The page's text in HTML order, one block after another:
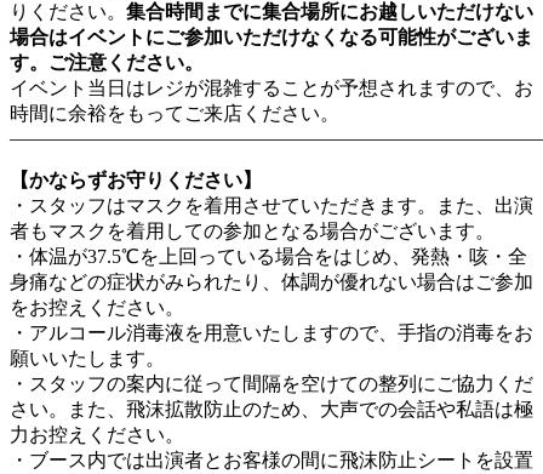
りください。 集合時間までに集合場所にお越しいただけない
場合はイベントにご参加いただけなくなる可能性がございま
す。ご注意ください。
イベント当日はレジが混雑することが予想されますので、お
時間に余裕をもってご来店ください。
【かならずお守りください】
・スタッフはマスクを着用させていただきます。また、出演
者もマスクを着用しての参加となる場合がございます。
・体温が37.5℃を上回っている場合をはじめ、発熱・咳・全
身痛などの症状がみられたり、体調が優れない場合はご参加
をお控えください。
・アルコール消毒液を用意いたしますので、手指の消毒をお
願いいたします。
・スタッフの案内に従って間隔を空けての整列にご協力くだ
さい。また、飛沫拡散防止のため、大声での会話や私語は極
力お控えください。
・ブース内では出演者とお客様の間に飛沫防止シートを設置